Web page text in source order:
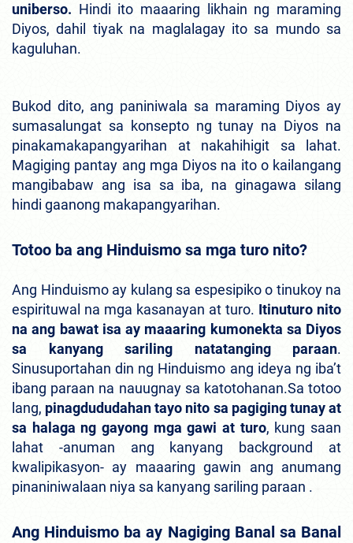
uniberso. Hindi ito maaaring likhain ng maraming
Diyos, dahil tiyak na maglalagay ito sa mundo sa
kaguluhan.
Bukod dito, ang paniniwala sa maraming Diyos ay
sumasalungat sa konsepto ng tunay na Diyos na
pinakamakapangyarihan at nakahihigit sa lahat.
Magiging pantay ang mga Diyos na ito o kailangang
mangibabaw ang isa sa iba, na ginagawa silang
hindi gaanong makapangyarihan.
Totoo ba ang Hinduismo sa mga turo nito?
Ang Hinduismo ay kulang sa espesipiko o tinukoy na
espirituwal na mga kasanayan at turo. Itinuturo nito
na ang bawat isa ay maaaring kumonekta sa Diyos
sa kanyang sariling natatanging paraan.
Sinusuportahan din ng Hinduismo ang ideya ng iba’t
ibang paraan na nauugnay sa katotohanan.Sa totoo
lang, pinagdududahan tayo nito sa pagiging tunay at
sa halaga ng gayong mga gawi at turo, kung saan
lahat -anuman ang kanyang background at
kwalipikasyon- ay maaaring gawin ang anumang
pinaniniwalaan niya sa kanyang sariling paraan .
Ang Hinduismo ba ay Nagiging Banal sa Banal